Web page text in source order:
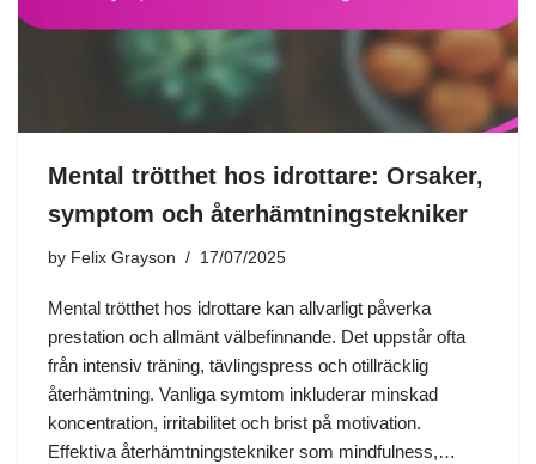
Mental trötthet hos idrottare: Orsaker,
symptom och återhämtningstekniker
by Felix Grayson 17/07/2025
Mental trötthet hos idrottare kan allvarligt påverka
prestation och allmänt välbefinnande. Det uppstår ofta
från intensiv träning, tävlingspress och otillräcklig
återhämtning. Vanliga symtom inkluderar minskad
koncentration, irritabilitet och brist på motivation.
Effektiva återhämtningstekniker som mindfulness,…